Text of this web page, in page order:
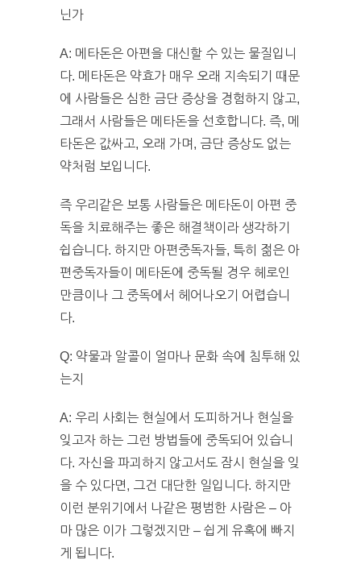
닌가
A: 메타돈은 아편을 대신할 수 있는 물질입니
다. 메타돈은 약효가 매우 오래 지속되기 때문
에 사람들은 심한 금단 증상을 경험하지 않고,
그래서 사람들은 메타돈을 선호합니다. 즉, 메
타돈은 값싸고, 오래 가며, 금단 증상도 없는
약처럼 보입니다.
즉 우리같은 보통 사람들은 메타돈이 아편 중
독을 치료해주는 좋은 해결책이라 생각하기
쉽습니다. 하지만 아편중독자들, 특히 젊은 아
편중독자들이 메타돈에 중독될 경우 헤로인
만큼이나 그 중독에서 헤어나오기 어렵습니
다.
Q: 약물과 알콜이 얼마나 문화 속에 침투해 있
는지
A: 우리 사회는 현실에서 도피하거나 현실을
잊고자 하는 그런 방법들에 중독되어 있습니
다. 자신을 파괴하지 않고서도 잠시 현실을 잊
을 수 있다면, 그건 대단한 일입니다. 하지만
이런 분위기에서 나같은 평범한 사람은 – 아
마 많은 이가 그렇겠지만 – 쉽게 유혹에 빠지
게 됩니다.